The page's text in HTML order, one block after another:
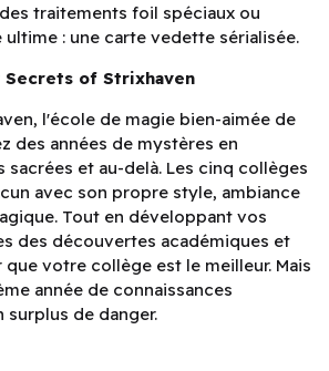
traitements foil spéciaux ou
: une carte vedette sérialisée.
Secrets of Strixhaven
l'école de magie bien-aimée de
des années de mystères en
sacrées et au-delà. Les cinq collèges
avec son propre style, ambiance
Tout en développant vos
des découvertes académiques et
votre collège est le meilleur. Mais
année de connaissances
surplus de danger.